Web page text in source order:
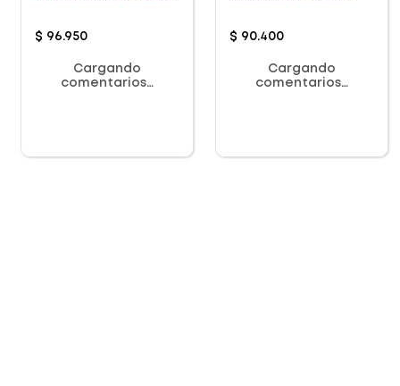
$ 96.950
Cargando
comentarios…
$ 90.400
Cargando
comentarios…